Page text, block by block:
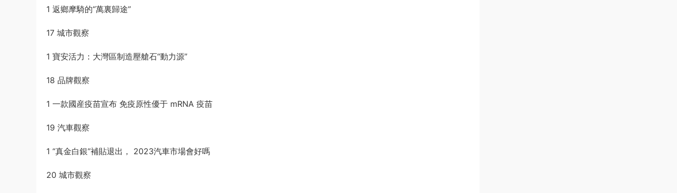
1 返鄉摩騎的“萬裏歸途”
17 城市觀察
1 寶安活力：大灣區制造壓艙石“動力源”
18 品牌觀察
1 一款國産疫苗宣布 免疫原性優于 mRNA 疫苗
19 汽車觀察
1 “真金白銀”補貼退出， 2023汽車市場會好嗎
20 城市觀察